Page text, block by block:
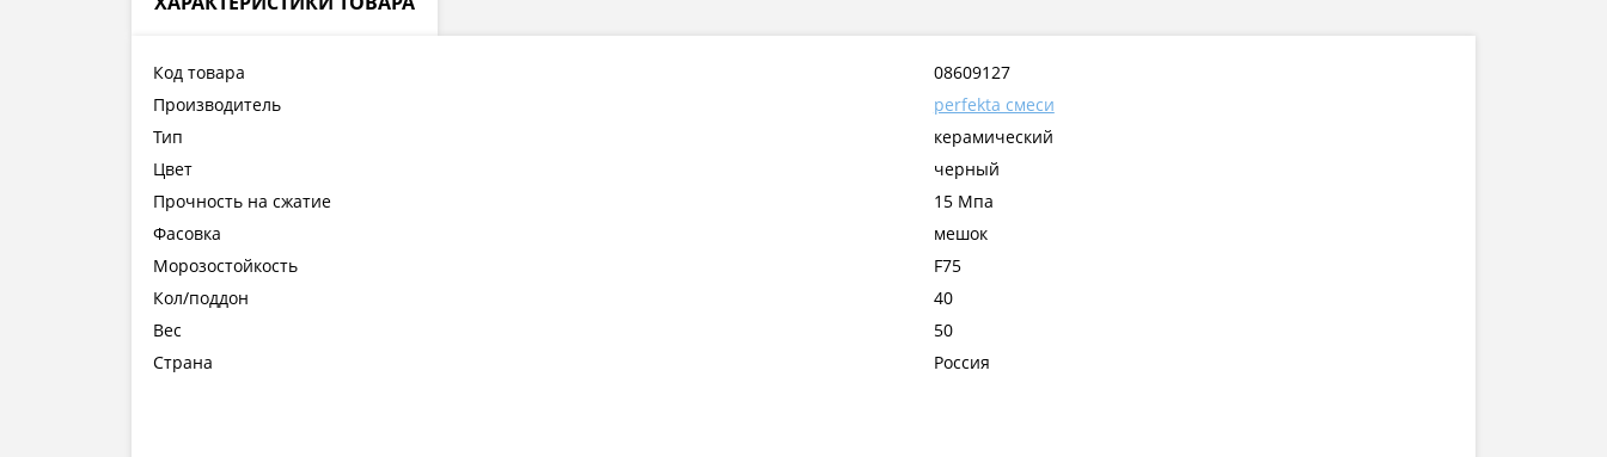
Код товара
08609127
Производитель
perfekta смеси
Тип
керамический
Цвет
черный
Прочность на сжатие
15 Мпа
Фасовка
мешок
Морозостойкость
F75
Кол/поддон
40
Вес
50
Страна
Россия